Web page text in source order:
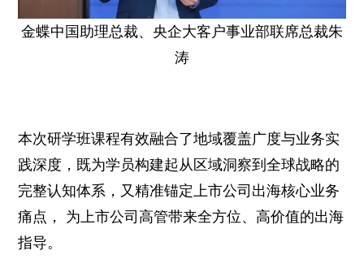
金蝶中国助理总裁、央企大客户事业部联席总裁朱
涛
本次研学班课程有效融合了地域覆盖广度与业务实
践深度，既为学员构建起从区域洞察到全球战略的
完整认知体系，又精准锚定上市公司出海核心业务
痛点， 为上市公司高管带来全方位、高价值的出海
指导。